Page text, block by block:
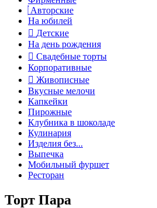
Авторские
На юбилей
Детские
На день рождения
Свадебные торты
Корпоративные
Живописные
Вкусные мелочи
Капкейки
Пирожные
Клубника в шоколаде
Кулинария
Изделия без...
Выпечка
Мобильный фуршет
Ресторан
Торт Пара